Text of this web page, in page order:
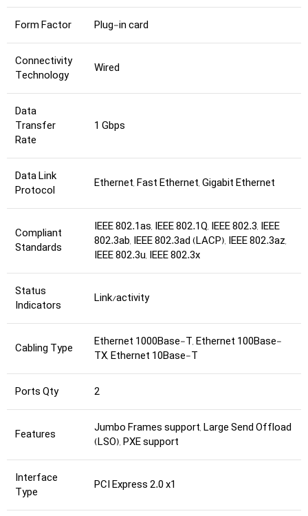
Form Factor
Plug-in card
Connectivity
Technology Wired
Data
Transfer
Rate
1 Gbps
Data Link
Protocol Ethernet, Fast Ethernet, Gigabit Ethernet
Compliant
Standards
IEEE 802.1as, IEEE 802.1Q, IEEE 802.3, IEEE
802.3ab, IEEE 802.3ad (LACP), IEEE 802.3az,
IEEE 802.3u, IEEE 802.3x
Status
Indicators Link/activity
Cabling Type Ethernet 1000Base-T, Ethernet 100Base-
TX, Ethernet 10Base-T
Ports Qty
2
Features Jumbo Frames support, Large Send Offload
(LSO), PXE support
Interface
Type PCI Express 2.0 x1